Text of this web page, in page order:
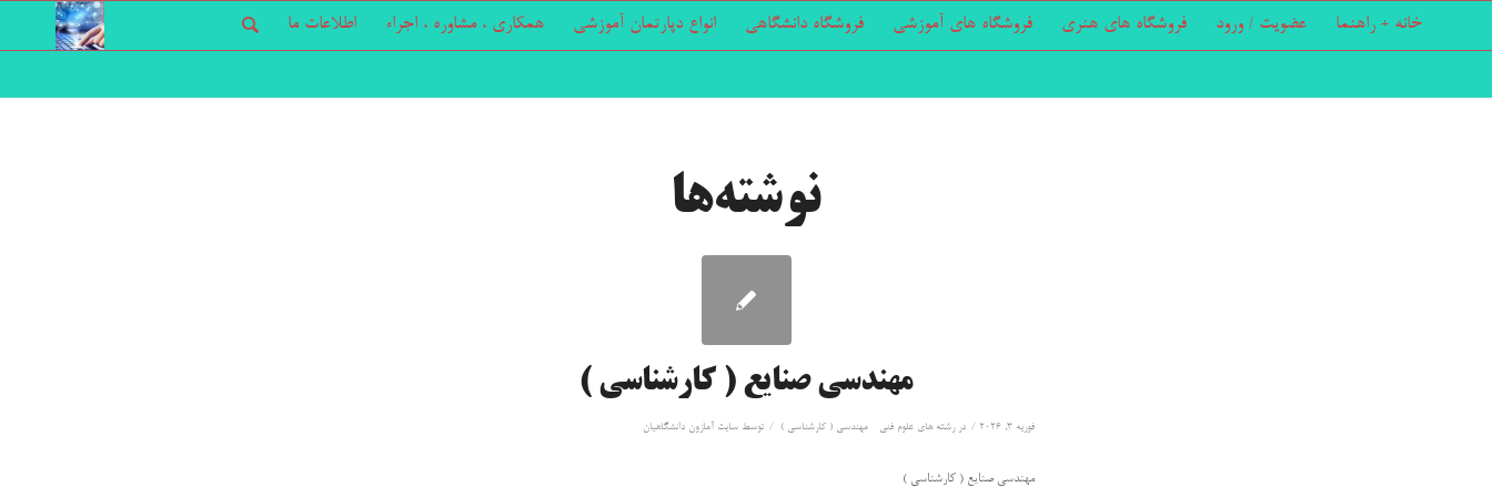
خانه + راهنما عضویت / ورود فروشگاه های هنری فروشگاه های آموزشی فروشگاه دانشگاهی انواع دپارتمان آموزشی همکاری ، مشاوره ، اجراء اطلاعات ما
نوشته‌ها
مهندسی صنایع ( کارشناسی )
فوریه 3, 2026 / دررشته های علوم فنی - مهندسی ( کارشناسی ) / توسط سايت آمازون دانشگاهيان
مهندسی صنایع ( کارشناسی )